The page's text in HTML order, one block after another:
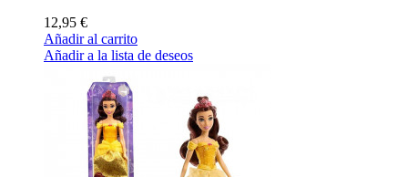
12,95 €
Añadir al carrito
Añadir a la lista de deseos